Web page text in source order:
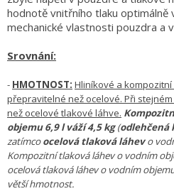
hodnotě vnitřního tlaku optimálně
mechanické vlastnosti pouzdra a
Srovnání:
- HMOTNOST: Hliníkové a
přepravitelné než ocelové. Při
než ocelové tlakové láhve.
objemu 6,9 l váží 4,5 kg(odlehčená
zatímcoocelová tlaková láhevo
Kompozitní tlaková láhev o vodním
ocelová tlaková láhev o vodním
větší hmotnost.